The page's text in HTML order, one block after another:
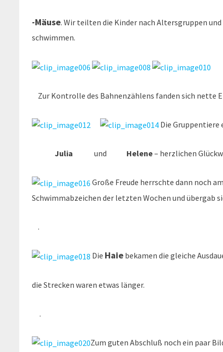
-Mäuse. Wir teilten die Kinder nach Altersgruppen
schwimmen.
Zur Kontrolle des Bahnenzählens fanden sich nette
Die Gruppentiere
Julia und Helene– herzlichen
Große Freude herrschte dann noch
Schwimmabzeichen der letzten Wochen und übergab
.
Die Haie bekamen die gleiche
die Strecken waren etwas länger.
.
Zum guten Abschluß noch ein paar